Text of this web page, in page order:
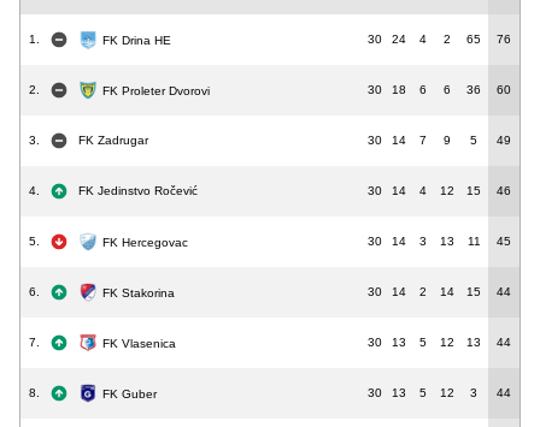
1. FK Drina HE 30 24 4 2 65 76
2. FK Proleter Dvorovi 30 18 6 6 36 60
3. FK Zadrugar 30 14 7 9 5 49
4. FK Jedinstvo Ročević 30 14 4 12 15 46
5. FK Hercegovac 30 14 3 13 11 45
6. FK Stakorina 30 14 2 14 15 44
7. FK Vlasenica 30 13 5 12 13 44
8. FK Guber 30 13 5 12 3 44